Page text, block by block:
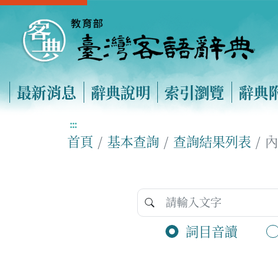
最新消息 辭典說明 索引瀏覽 辭典
:::
首頁 基本查詢 查詢結果列表
詞目音讀